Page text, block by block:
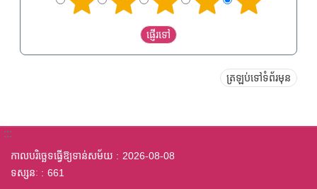
ត្រឡប់ទៅទំព័រមុន
:::
កាលបរិច្ឆេទធ្វើឱ្យទាន់សម័យ
2026-08-08
ទស្សនៈ
661